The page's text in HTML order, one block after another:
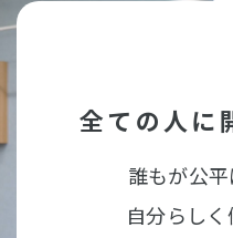
全ての人に
誰もが公平
自分らしく